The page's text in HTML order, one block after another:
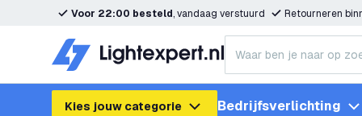
Voor 22:00 besteld, vandaag verstuurd Retourneren
Kies jouw categorie Bedrijfsverlichting